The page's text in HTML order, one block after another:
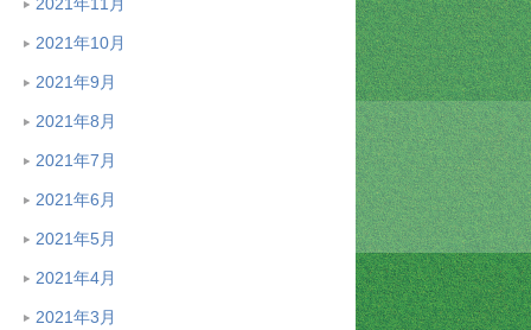
2021年10月
2021年9月
2021年8月
2021年7月
2021年6月
2021年5月
2021年4月
2021年3月